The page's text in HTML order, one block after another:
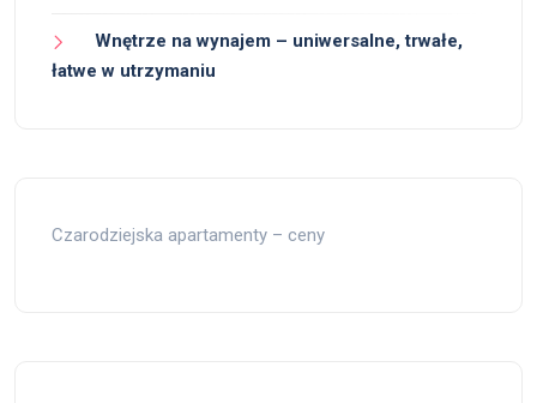
Wnętrze na wynajem – uniwersalne, trwałe,
łatwe w utrzymaniu
Czarodziejska apartamenty – ceny